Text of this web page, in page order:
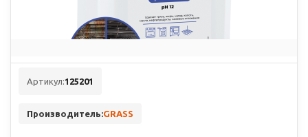
Артикул:125201
Производитель:GRASS